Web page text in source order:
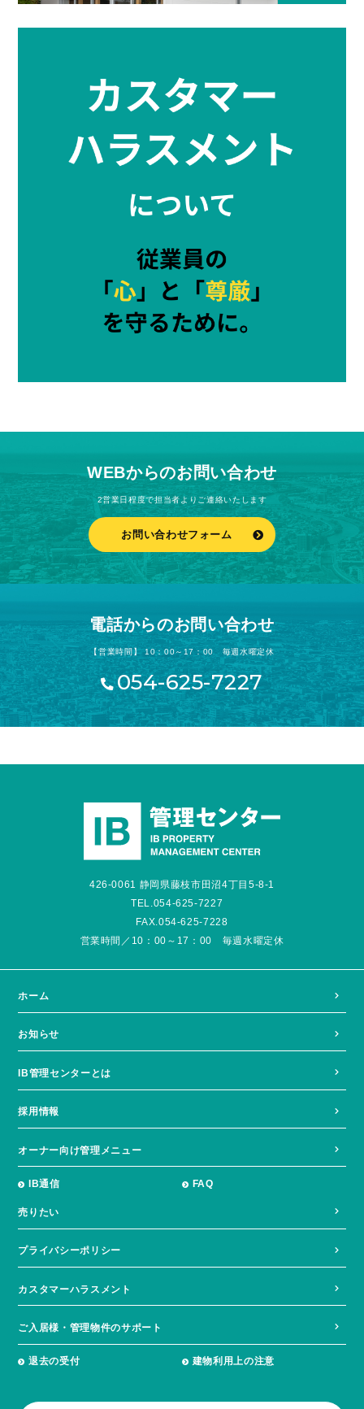
WEBからのお問い合わせ
2営業日程度で担当者よりご連絡いたします
お問い合わせフォーム
電話からのお問い合わせ
【営業時間】 10：00～17：00 毎週水曜定休
054-625-7227
426-0061 静岡県藤枝市田沼4丁目5-8-1
TEL.054-625-7227
FAX.054-625-7228
営業時間／10：00～17：00 毎週水曜定休
ホーム
お知らせ
IB管理センターとは
採用情報
オーナー向け管理メニュー
IB通信 FAQ
売りたい
プライバシーポリシー
カスタマーハラスメント
ご入居様・管理物件のサポート
退去の受付 建物利用上の注意